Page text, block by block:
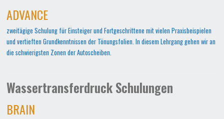
ADVANCE
zweitägige Schulung für Einsteiger und Fortgeschrittene mit vielen Praxisbeispielen
und vertieften Grundkenntnissen der Tönungsfolien. In diesem Lehrgang gehen wir an
die schwierigsten Zonen der Autoscheiben.
Wassertransferdruck Schulungen
BRAIN